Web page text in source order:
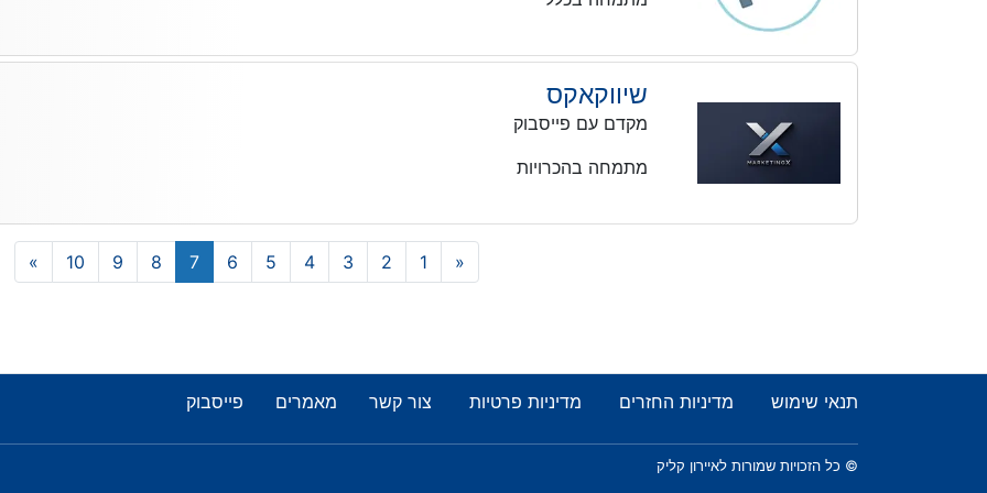
שיווקאקס
מקדם עם פייסבוק
מתמחה בהכרויות
«
1
2
3
4
5
6
7
8
9
10
»
תנאי שימוש מדיניות החזרים מדיניות פרטיות צור קשר מאמרים פייסבוק
© כל הזכויות שמורות לאיירון קליק